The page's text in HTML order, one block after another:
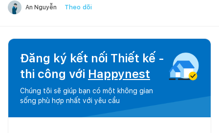
An Nguyễn Theo dõi
Đăng ký kết nối Thiết kế -
thi công với Happynest
Chúng tôi sẽ giúp bạn có một không gian
sống phù hợp nhất với yêu cầu